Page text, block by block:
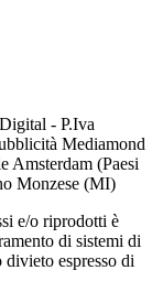
- P.Iva
Mediamond
Amsterdam (Paesi
Monzese (MI)
e/o riprodotti è
di sistemi di
espresso di